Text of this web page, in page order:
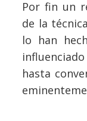
Por fin un
de la
lo han
hasta